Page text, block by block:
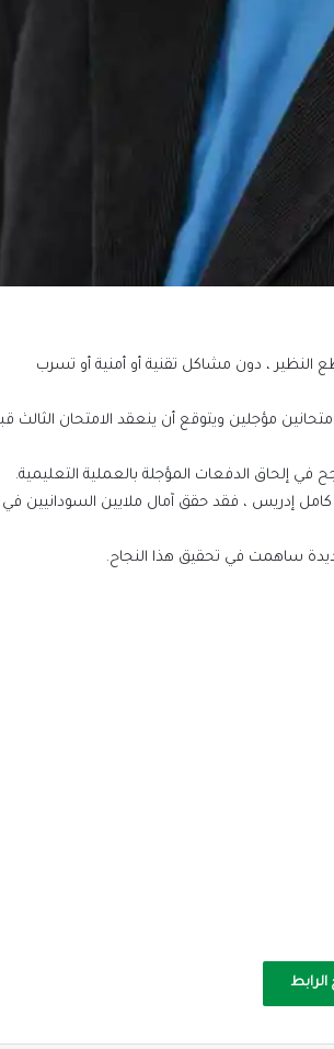
الثانوية السودانية لدفعة 2024 ، بنجاح منقطع النظير ، دون مشاكل تقنية أو أمنية أو تسرب
مؤجلين ويتوقع أن ينعقد الامتحان الثالث
في إلحاق الدفعات المؤجلة بالعملية التعليمية.
إدريس ، فقد حقق آمال ملايين السودانيين في
عديدة ساهمت في تحقيق هذا النجاح.